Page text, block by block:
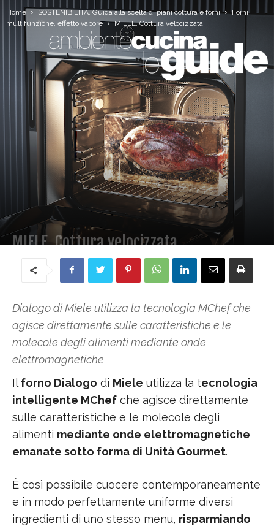
Home SOSTENIBILITÀ. Guida alla scelta di piani cottura e forni
Forni
multifunzione, effetto vapore
MIELE, Cottura velocizzata
MIELE, Cottura velocizzata
Dialogo di Miele utilizza la tecnologia MChef che
agisce direttamente sulle caratteristiche e le
molecole degli alimenti mediante onde
elettromagnetiche
Il forno Dialogo di Miele utilizza la tecnologia
intelligente MChef che agisce direttamente
sulle caratteristiche e le molecole degli
alimenti mediante onde elettromagnetiche
emanate sotto forma di Unità Gourmet.
È così possibile cuocere contemporaneamente
e in modo perfettamente uniforme diversi
ingredienti di uno stesso menu, risparmiando